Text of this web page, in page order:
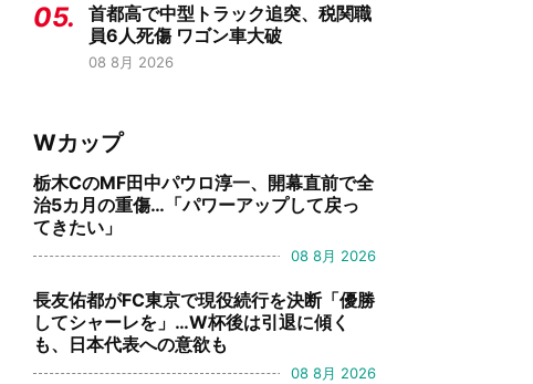
05.
首都高で中型トラック追突、税関職
員6人死傷 ワゴン車大破
08 8月 2026
Wカップ
栃木CのMF田中パウロ淳一、開幕直前で全
治5カ月の重傷…「パワーアップして戻っ
てきたい」
08 8月 2026
長友佑都がFC東京で現役続行を決断「優勝
してシャーレを」…W杯後は引退に傾く
も、日本代表への意欲も
08 8月 2026